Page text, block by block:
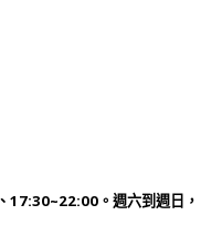
17:30~22:00。週六到週日，